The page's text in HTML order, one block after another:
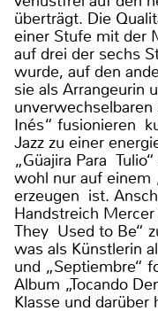
überträgt. Die
einer Stufe mit der
auf drei der sechs
wurde, auf den
sie als Arrangeurin
Inés“ fusionieren
Jazz zu einer
„Güajira Para
wohl nur auf einem
erzeugen ist.
Handstreich Mercer
They Used to Be“
was als Künstlerin
und „Septiembre“
Album „Tocando
Klasse und